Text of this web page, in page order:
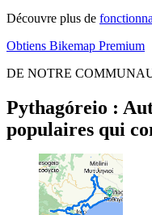
Découvre plus de
Obtiens Bikemap Premium
DE NOTRE
Pythagóreio :
populaires qui